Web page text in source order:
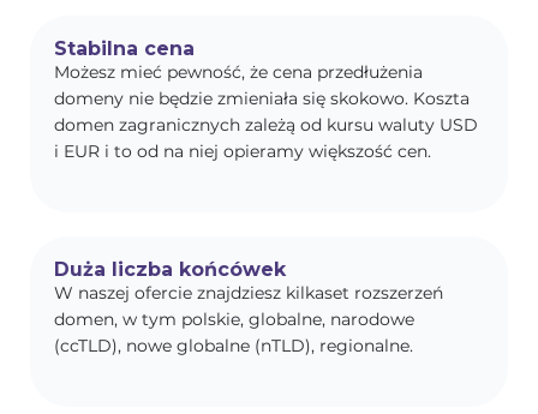
Stabilna cena
Możesz mieć pewność, że cena przedłużenia
domeny nie będzie zmieniała się skokowo. Koszta
domen zagranicznych zależą od kursu waluty USD
i EUR i to od na niej opieramy większość cen.
Duża liczba końcówek
W naszej ofercie znajdziesz kilkaset rozszerzeń
domen, w tym polskie, globalne, narodowe
(ccTLD), nowe globalne (nTLD), regionalne.